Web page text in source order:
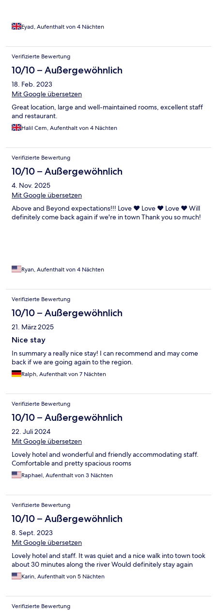
Eyad, Aufenthalt von 4 Nächten
Verifizierte Bewertung
10/10 – Außergewöhnlich
18. Feb. 2023
Mit Google übersetzen
Great location, large and well-maintained rooms, excellent staff
and restaurant.
Halil Cem, Aufenthalt von 4 Nächten
Verifizierte Bewertung
10/10 – Außergewöhnlich
4. Nov. 2025
Mit Google übersetzen
Above and Beyond expectations!!! Love ❤️ Love ❤️ Love ❤️ Will
definitely come back again if we're in town Thank you so much!
Ryan, Aufenthalt von 4 Nächten
Verifizierte Bewertung
10/10 – Außergewöhnlich
21. März 2025
Nice stay
In summary a really nice stay! I can recommend and may come
back if we are going again to the region.
Ralph, Aufenthalt von 7 Nächten
Verifizierte Bewertung
10/10 – Außergewöhnlich
22. Juli 2024
Mit Google übersetzen
Lovely hotel and wonderful and friendly accommodating staff.
Comfortable and pretty spacious rooms
Raphael, Aufenthalt von 3 Nächten
Verifizierte Bewertung
10/10 – Außergewöhnlich
8. Sept. 2023
Mit Google übersetzen
Lovely hotel and staff. It was quiet and a nice walk into town took
about 30 minutes along the river Would definitely stay again
Karin, Aufenthalt von 5 Nächten
Verifizierte Bewertung